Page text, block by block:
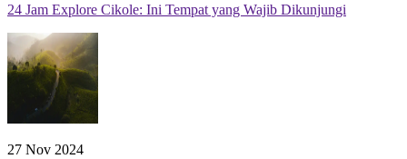
24 Jam Explore Cikole: Ini Tempat yang Wajib Dikunjungi
27 Nov 2024